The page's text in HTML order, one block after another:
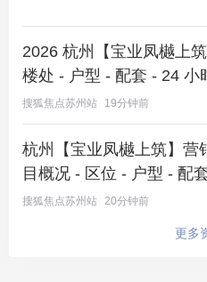
眼下看得见的繁华配套、
星河品牌的品质保证，以
巧思的“未来感”住宅
。它
在 独墅湖西 核心区安放家
想的改善型住房。
星河·湖西源启官方电话：
置业顾问：18936159932
预约看房，专车接送，专享
2026 杭州【宝业凤樾上
楼处 - 户型 - 配套 - 24 小
026 楼盘测评 + 最新房价
【宝业凤樾上筑】营销中
年 8 月 8 日
搜狐焦点苏州站 19分钟前
杭州【宝业凤樾上筑】营
目概况 - 区位 - 户型 - 配
- 得房率 - 交付标准 - 预约
搜狐焦点苏州站 20分钟前
更多